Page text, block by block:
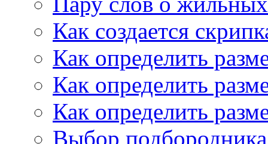
Как создается
Как определить
Как определить
Как определить
Выбор